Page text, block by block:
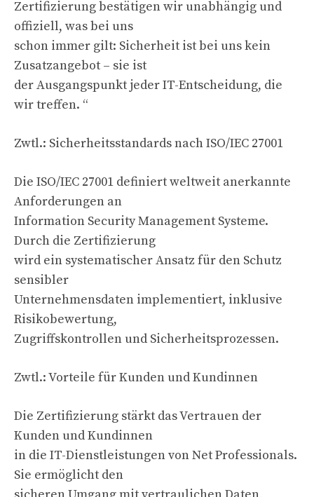
Zertifizierung bestätigen wir unabhängig und
offiziell, was bei uns
schon immer gilt: Sicherheit ist bei uns kein
Zusatzangebot – sie ist
der Ausgangspunkt jeder IT-Entscheidung, die
wir treffen. “
Zwtl.: Sicherheitsstandards nach ISO/IEC 27001
Die ISO/IEC 27001 definiert weltweit anerkannte
Anforderungen an
Information Security Management Systeme.
Durch die Zertifizierung
wird ein systematischer Ansatz für den Schutz
sensibler
Unternehmensdaten implementiert, inklusive
Risikobewertung,
Zugriffskontrollen und Sicherheitsprozessen.
Zwtl.: Vorteile für Kunden und Kundinnen
Die Zertifizierung stärkt das Vertrauen der
Kunden und Kundinnen
in die IT-Dienstleistungen von Net Professionals.
Sie ermöglicht den